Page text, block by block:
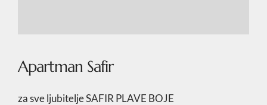
Apartman Safir
za sve ljubitelje SAFIR PLAVE BOJE